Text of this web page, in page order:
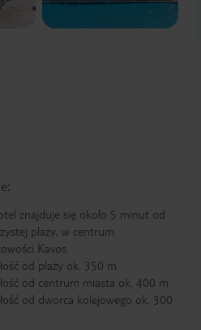
znajduje się około 5 minut od
plaży, w centrum
Kavos.
od plaży ok. 350 m
od centrum miasta ok. 400 m
od dworca kolejowego ok. 300